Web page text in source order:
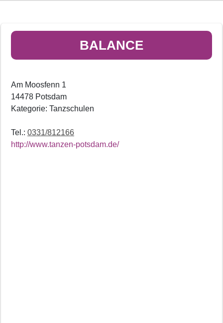
BALANCE
Am Moosfenn 1
14478 Potsdam
Kategorie: Tanzschulen
Tel.: 0331/812166
http://www.tanzen-potsdam.de/